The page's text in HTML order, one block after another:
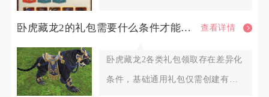
卧虎藏龙2的礼包需要什么条件才能领取 查看详情
卧虎藏龙2各类礼包领取存在差异化
条件，基础通用礼包仅需创建有效